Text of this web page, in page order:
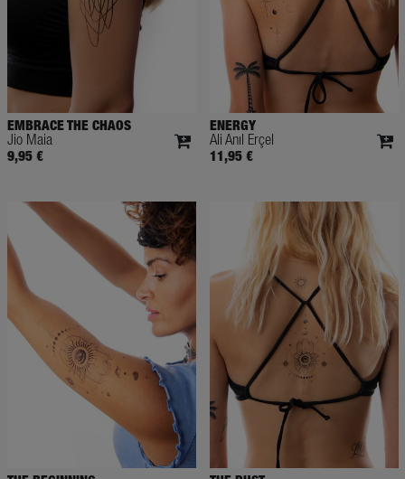
EMBRACE THE CHAOS
Jio Maia
9,95 €
ENERGY
Ali Anıl Erçel
11,95 €